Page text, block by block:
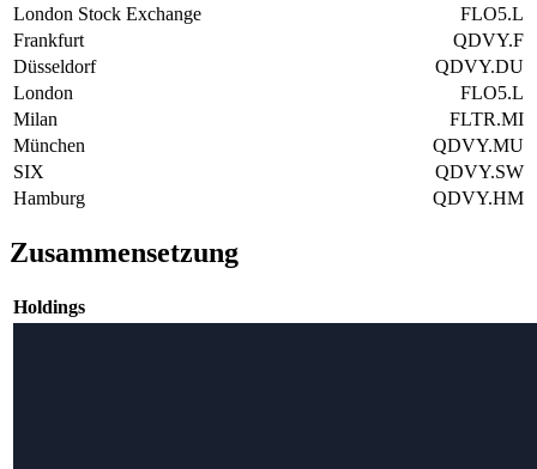
London Stock Exchange
FLO5.L
Frankfurt
QDVY.F
Düsseldorf
QDVY.DU
London
FLO5.L
Milan
FLTR.MI
München
QDVY.MU
SIX
QDVY.SW
Hamburg
QDVY.HM
Zusammensetzung
Holdings